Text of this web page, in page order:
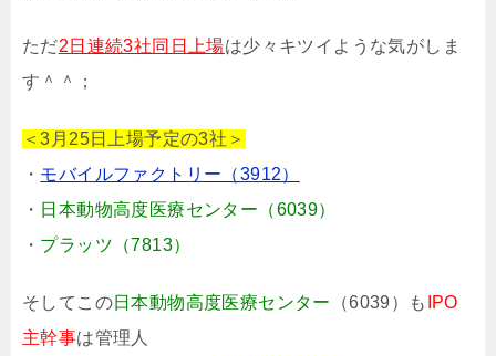
ただ2日連続3社同日上場は少々キツイような気がしま
す＾＾；
＜3月25日上場予定の3社＞
・ モバイルファクトリー（3912）
・ 日本動物高度医療センター（6039）
・ プラッツ（7813）
そしてこの日本動物高度医療センター （6039）も IPO
主幹事は管理人